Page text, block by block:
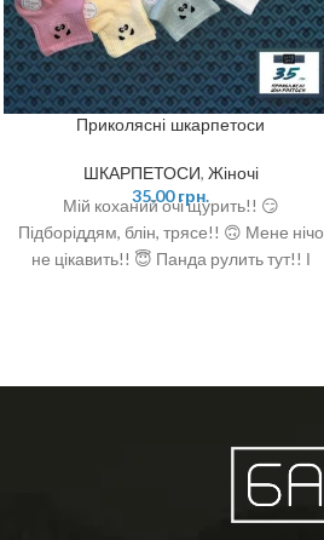
Приколясні шкарпетоси
ШКАРПЕТОСИ, Жіночі
35,00грн.
Мій коханий очі щурить!! 😏
Підборіддям, блін, трясе!! 🙃 Мене нічо
не цікавить!! 😇 Панда рулить тут!! І